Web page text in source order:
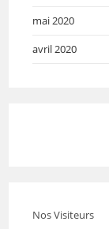
mai 2020
avril 2020
Nos Visiteurs